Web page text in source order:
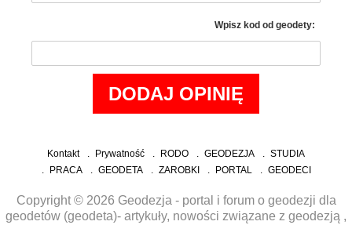
Wpisz kod od geodety:
Kontakt Prywatność RODO GEODEZJA
STUDIA
PRACA
GEODETA ZAROBKI PORTAL GEODECI
Copyright © 2026 Geodezja - portal i forum o geodezji dla
geodetów (geodeta)- artykuły, nowości związane z geodezją ,